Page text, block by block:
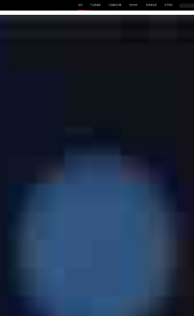
首页 产品及服务 行业解决方案 合作伙伴 投资者关系 关于我们